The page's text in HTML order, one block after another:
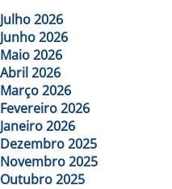
Julho 2026
Junho 2026
Maio 2026
Abril 2026
Março 2026
Fevereiro 2026
Janeiro 2026
Dezembro 2025
Novembro 2025
Outubro 2025